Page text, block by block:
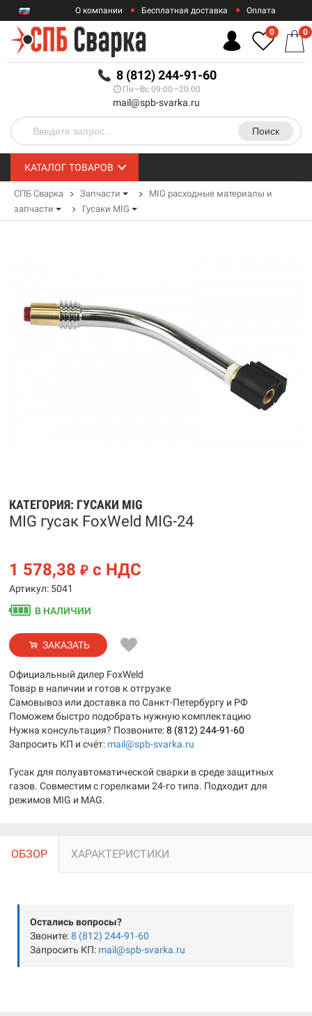
RUB
О компании Бесплатная доставка Оплата
Гарантии
8 (812) 244-91-60
Пн—Вс 09:00—20:00
mail@spb-svarka.ru
Поиск
0 0
КАТАЛОГ ТОВАРОВ
СПБ Сварка Запчасти
MIG расходные материалы и
запчасти
Гусаки MIG
КАТЕГОРИЯ: ГУСАКИ MIG
MIG гусак FoxWeld MIG-24
1 578,38 ₽ с НДС
Артикул: 5041
В НАЛИЧИИ
ЗАКАЗАТЬ
Официальный дилер FoxWeld
Товар в наличии и готов к отгрузке
Самовывоз или доставка по Санкт-Петербургу и РФ
Поможем быстро подобрать нужную комплектацию
Нужна консультация? Позвоните:8 (812) 244-91-60
Запросить КП и счёт: mail@spb-svarka.ru
Гусак для полуавтоматической сварки в среде защитных
газов. Совместим с горелками 24-го типа. Подходит для
режимов MIG и MAG.
ОБЗОР ХАРАКТЕРИСТИКИ
Остались вопросы?
Звоните:8 (812) 244-91-60
Запросить КП: mail@spb-svarka.ru